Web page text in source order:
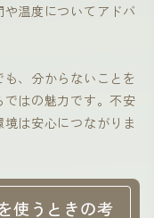
温度についてアドバ
、分からないことを
はの魅力です。不安
は安心につながりま
使うときの考